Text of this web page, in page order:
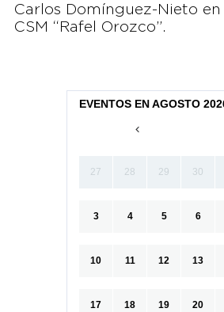
Carlos Domínguez-Nieto
CSM “Rafel Orozco”.
EVENTOS EN AGOSTO
27 28 29 30
3 4 5 6
10 11 12 13
17 18 19 20